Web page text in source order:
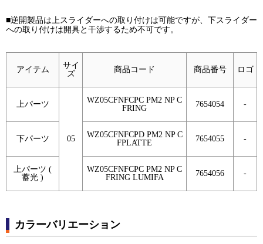
■逆開製品は上スライダーへの取り付けは可能ですが、下スライダー
への取り付けは開具と干渉するため不可です。
アイテム
サイ
ズ
商品コード 商品番号 ロゴ
上パーツ
05
WZ05CFNFCPC PM2 NP C
FRING
7654054 -
下パーツ
WZ05CFNFCPD PM2 NP C
FPLATTE
7654055 -
上パーツ (
蓄光 )
WZ05CFNFCPC PM2 NP C
FRING LUMIFA
7654056 -
カラーバリエーション